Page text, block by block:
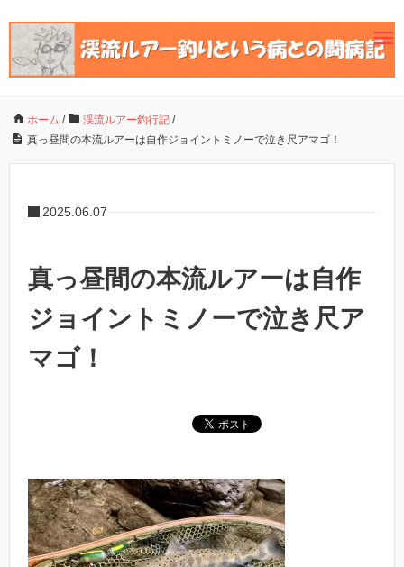
ホーム / 渓流ルアー釣行記 /
真っ昼間の本流ルアーは自作ジョイントミノーで泣き尺アマゴ！
2025.06.07
真っ昼間の本流ルアーは自作
ジョイントミノーで泣き尺ア
マゴ！